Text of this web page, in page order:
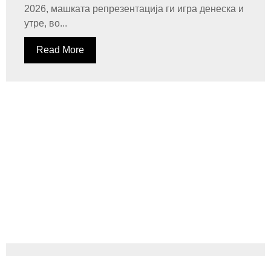
2026, машката репрезентација ги игра денеска и
утре, во...
Read More